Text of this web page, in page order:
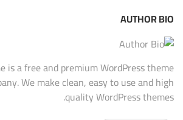
AUTHOR BIO
is a free and premium WordPress theme
We make clean, easy to use and high
quality WordPress themes.